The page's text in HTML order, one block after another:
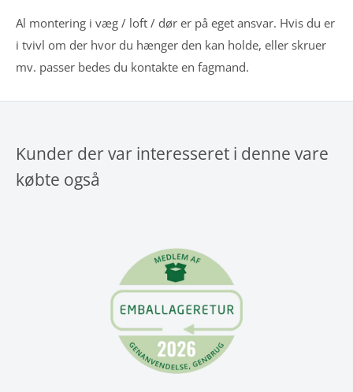
Al montering i væg / loft / dør er på eget ansvar. Hvis du er
i tvivl om der hvor du hænger den kan holde, eller skruer
mv. passer bedes du kontakte en fagmand.
Kunder der var interesseret i denne vare
købte også